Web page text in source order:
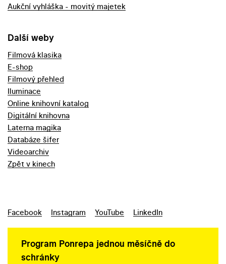
Aukční vyhláška - movitý majetek
Další weby
Filmová klasika
E-shop
Filmový přehled
Iluminace
Online knihovní katalog
Digitální knihovna
Laterna magika
Databáze šifer
Videoarchiv
Zpět v kinech
Facebook Instagram YouTube LinkedIn
Program Ponrepa jednou měsíčně do
schránky